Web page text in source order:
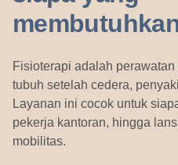
Fisioterapi adalah
tubuh setelah cedera,
Layanan ini cocok untuk
pekerja kantoran, hingga
mobilitas.